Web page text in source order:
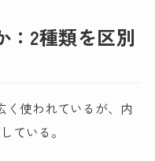
：2種類を区別
く使われているが、内
ている。